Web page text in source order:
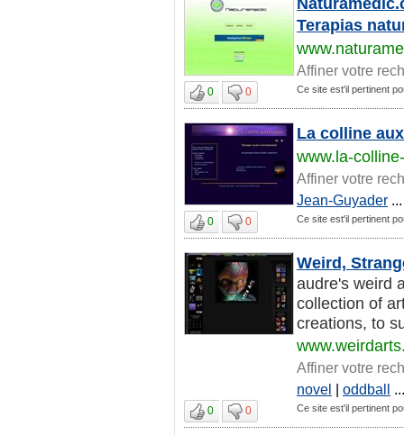
Terapias
Affiner votre
0 0 Ce site est'il pertinent
La colline
www.la-
Affiner votre
Jean-Guyader ...
0 0 Ce site est'il pertinent
Weird,
audre's weird
collection of
creations, to
Affiner votre
novel | oddball ...
0 0 Ce site est'il pertinent